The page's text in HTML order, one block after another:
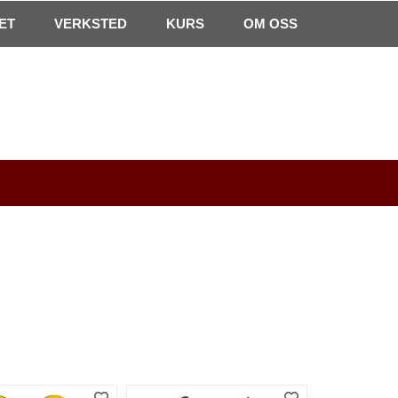
Min side Infosenter Favoritter
VERKSTED KURS OM OSS